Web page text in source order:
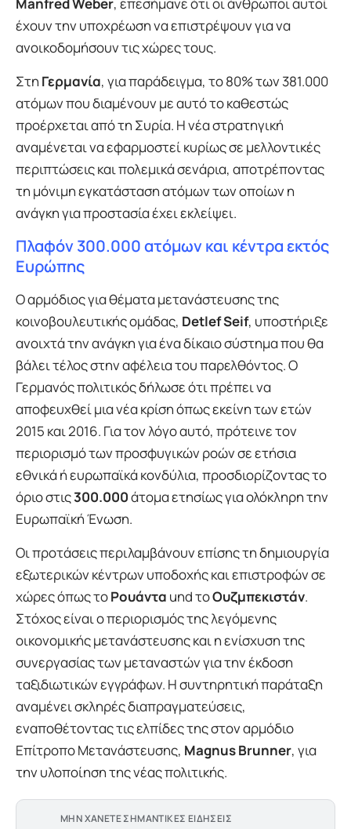
Manfred Weber, επεσήμανε ότι οι άνθρωποι αυτοί
έχουν την υποχρέωση να επιστρέψουν για να
ανοικοδομήσουν τις χώρες τους.
Στη Γερμανία, για παράδειγμα, το 80% των 381.000
ατόμων που διαμένουν με αυτό το καθεστώς
προέρχεται από τη Συρία. Η νέα στρατηγική
αναμένεται να εφαρμοστεί κυρίως σε μελλοντικές
περιπτώσεις και πολεμικά σενάρια, αποτρέποντας
τη μόνιμη εγκατάσταση ατόμων των οποίων η
ανάγκη για προστασία έχει εκλείψει.
Πλαφόν 300.000 ατόμων και κέντρα εκτός
Ευρώπης
Ο αρμόδιος για θέματα μετανάστευσης της
κοινοβουλευτικής ομάδας, Detlef Seif, υποστήριξε
ανοιχτά την ανάγκη για ένα δίκαιο σύστημα που θα
βάλει τέλος στην αφέλεια του παρελθόντος. Ο
Γερμανός πολιτικός δήλωσε ότι πρέπει να
αποφευχθεί μια νέα κρίση όπως εκείνη των ετών
2015 και 2016. Για τον λόγο αυτό, πρότεινε τον
περιορισμό των προσφυγικών ροών σε ετήσια
εθνικά ή ευρωπαϊκά κονδύλια, προσδιορίζοντας το
όριο στις300.000άτομα ετησίως για ολόκληρη την
Ευρωπαϊκή Ένωση.
Οι προτάσεις περιλαμβάνουν επίσης τη δημιουργία
εξωτερικών κέντρων υποδοχής και επιστροφών σε
χώρες όπως τοΡουάντα und τοΟυζμπεκιστάν.
Στόχος είναι ο περιορισμός της λεγόμενης
οικονομικής μετανάστευσης και η ενίσχυση της
συνεργασίας των μεταναστών για την έκδοση
ταξιδιωτικών εγγράφων. Η συντηρητική παράταξη
αναμένει σκληρές διαπραγματεύσεις,
εναποθέτοντας τις ελπίδες της στον αρμόδιο
Επίτροπο Μετανάστευσης, Magnus Brunner, για
την υλοποίηση της νέας πολιτικής.
ΜΗΝ ΧΑΝΕΤΕ ΣΗΜΑΝΤΙΚΕΣ ΕΙΔΗΣΕΙΣ